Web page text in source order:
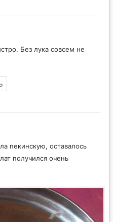
Без лука совсем не
пекинскую, оставалось
получился очень